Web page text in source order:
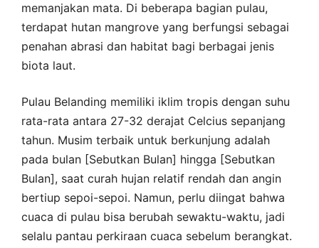
memanjakan mata. Di beberapa bagian pulau,
terdapat hutan mangrove yang berfungsi sebagai
penahan abrasi dan habitat bagi berbagai jenis
biota laut.
Pulau Belanding memiliki iklim tropis dengan suhu
rata-rata antara 27-32 derajat Celcius sepanjang
tahun. Musim terbaik untuk berkunjung adalah
pada bulan [Sebutkan Bulan] hingga [Sebutkan
Bulan], saat curah hujan relatif rendah dan angin
bertiup sepoi-sepoi. Namun, perlu diingat bahwa
cuaca di pulau bisa berubah sewaktu-waktu, jadi
selalu pantau perkiraan cuaca sebelum berangkat.